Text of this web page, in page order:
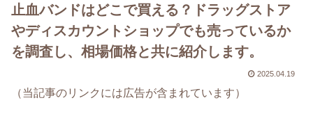
止血バンドはどこで買える？ドラッグストア
やディスカウントショップでも売っているか
を調査し、相場価格と共に紹介します。
2025.04.19
（当記事のリンクには広告が含まれています）